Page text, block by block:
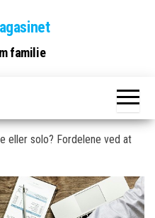
familie
eller solo? Fordelene ved at